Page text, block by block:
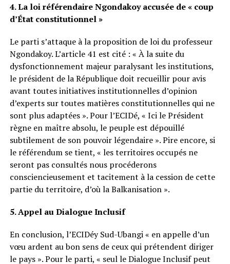
4. La loi référendaire Ngondakoy accusée de « coup
d’État constitutionnel »
Le parti s’attaque à la proposition de loi du professeur
Ngondakoy. L’article 41 est cité : « À la suite du
dysfonctionnement majeur paralysant les institutions,
le président de la République doit recueillir pour avis
avant toutes initiatives institutionnelles d’opinion
d’experts sur toutes matières constitutionnelles qui ne
sont plus adaptées ». Pour l’ECIDé, « Ici le Président
règne en maître absolu, le peuple est dépouillé
subtilement de son pouvoir légendaire ». Pire encore, si
le référendum se tient, « les territoires occupés ne
seront pas consultés nous procéderons
consciencieusement et tacitement à la cession de cette
partie du territoire, d’où la Balkanisation ».
5. Appel au Dialogue Inclusif
En conclusion, l’ECIDéy Sud-Ubangi « en appelle d’un
vœu ardent au bon sens de ceux qui prétendent diriger
le pays ». Pour le parti, « seul le Dialogue Inclusif peut